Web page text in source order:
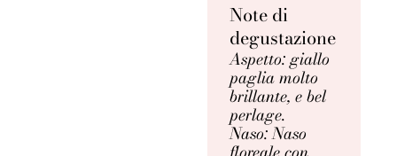
Note di
degustazione
Aspetto: giallo
paglia molto
brillante, e bel
perlage.
Naso: Naso